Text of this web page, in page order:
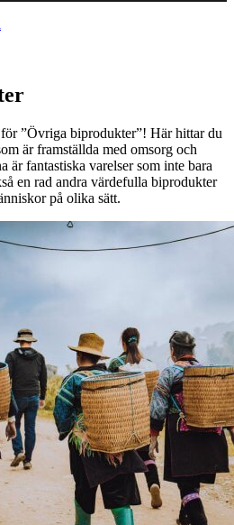
”Övriga biprodukter”! Här hittar du
är framställda med omsorg och
är fantastiska varelser som inte bara
en rad andra värdefulla biprodukter
på olika sätt.